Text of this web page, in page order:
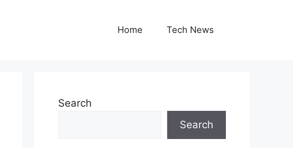
Home Tech News
Search
Search